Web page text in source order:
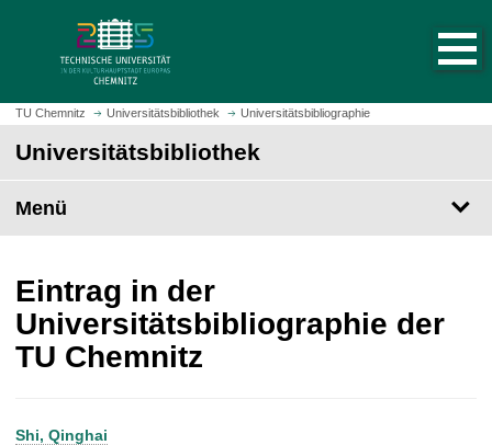
z
m
t
e
i
t
u
f
r
u
TU Chemnitz Universitätsbibliothek Universitätsbibliographie
Universitätsbibliothek
Menü
Eintrag in der
Universitätsbibliographie der
TU Chemnitz
Shi, Qinghai